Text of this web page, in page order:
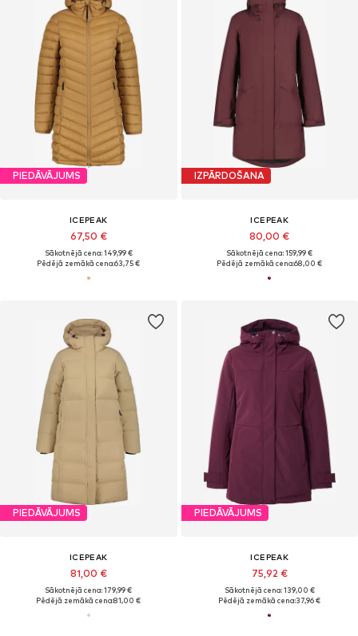
PIEDĀVĀJUMS
ICEPEAK
67,50 €
Sākotnējā cena: 149,99 €
Pēdējā zemākā cena:63,75 €
IZPĀRDOŠANA
ICEPEAK
80,00 €
Sākotnējā cena: 159,99 €
Pēdējā zemākā cena:68,00 €
PIEDĀVĀJUMS
ICEPEAK
81,00 €
Sākotnējā cena: 179,99 €
Pēdējā zemākā cena:81,00 €
PIEDĀVĀJUMS
ICEPEAK
75,92 €
Sākotnējā cena: 139,00 €
Pēdējā zemākā cena:37,96 €